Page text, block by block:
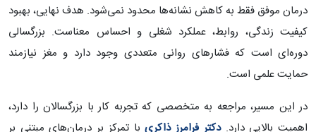
درمان موفق فقط به کاهش نشانه‌ها محدود نمی‌شود. هدف نهایی، بهبود
کیفیت زندگی، روابط، عملکرد شغلی و احساس معناست. بزرگسالی
دوره‌ای است که فشارهای روانی متعددی وجود دارد و مغز نیازمند
حمایت علمی است.
در این مسیر، مراجعه به متخصصی که تجربه کار با بزرگسالان را دارد،
اهمیت بالایی دارد.دکتر فرامرز ذاکریبا تمرکز بر درمان‌های مبتنی بر